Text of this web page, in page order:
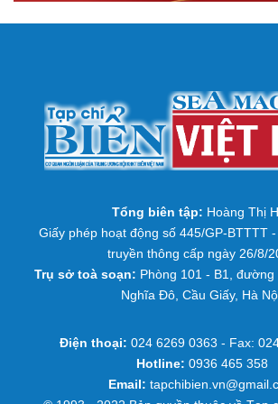
Tổng biên tập: Hoàng Thị
Giấy phép hoạt động số 445/GP-BTTTT
truyền thông cấp ngày 26/8/
Trụ sở toà soạn: Phòng 101 - B1, đường
Nghĩa Đô, Cầu Giấy, Hà
Điện thoại: 024 6269 0363 - Fax:
Hotline: 0936 465 358
Email: